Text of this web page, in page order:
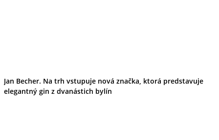
Jan Becher. Na trh vstupuje nová značka, ktorá predstavuje
elegantný gin z dvanástich bylín